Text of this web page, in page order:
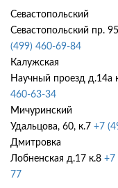
Севастопольский
Севастопольский пр.
(499) 460-69-84
Калужская
Научный проезд д.14а
460-63-34
Мичуринский
Удальцова, 60, к.7 +7
Дмитровка
Лобненская д.17 к.8 +7
77